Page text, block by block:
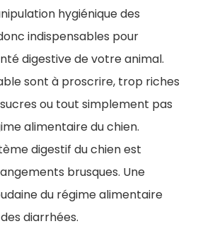
hygiénique des
indispensables pour
digestive de votre animal.
sont à proscrire, trop riches
ou tout simplement pas
alimentaire du chien.
digestif du chien est
brusques. Une
du régime alimentaire
diarrhées.